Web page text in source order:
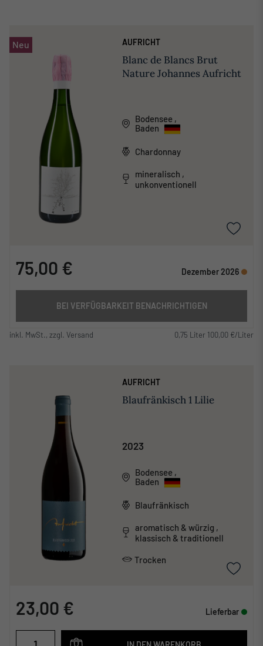
Neu AUFRICHT
Blanc de Blancs Brut
Nature Johannes Aufricht
Bodensee ,
Baden
Chardonnay
mineralisch ,
unkonventionell
75,00 € Dezember 2026
BEI VERFÜGBARKEIT BENACHRICHTIGEN
inkl. MwSt., zzgl. Versand 0,75 Liter 100,00 €/Liter
AUFRICHT
Blaufränkisch 1 Lilie
2023
Bodensee ,
Baden
Blaufränkisch
aromatisch & würzig ,
klassisch & traditionell
Trocken
23,00 € Lieferbar